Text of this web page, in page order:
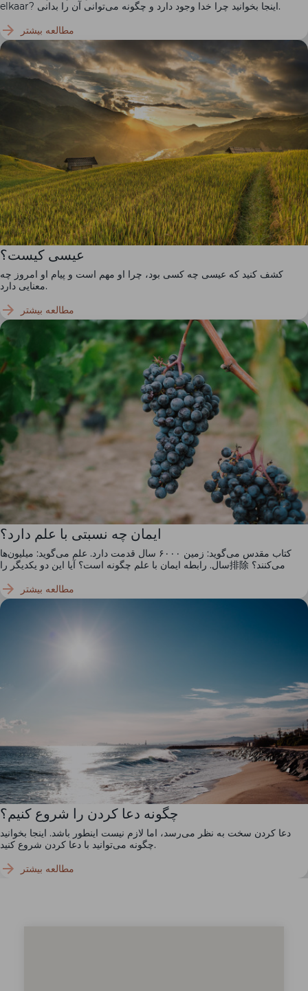
elkaar? اینجا بخوانید چرا خدا وجود دارد و چگونه می‌توانی آن را بدانی.
مطالعه بیشتر
عیسی کیست؟
کشف کنید که عیسی چه کسی بود، چرا او مهم است و پیام او امروز چه
معنایی دارد.
مطالعه بیشتر
ایمان چه نسبتی با علم دارد؟
کتاب مقدس می‌گوید: زمین ۶۰۰۰ سال قدمت دارد. علم می‌گوید: میلیون‌ها
سال. رابطه ایمان با علم چگونه است؟ آیا این دو یکدیگر را排除 می‌کنند؟
مطالعه بیشتر
چگونه دعا کردن را شروع کنیم؟
دعا کردن سخت به نظر می‌رسد، اما لازم نیست اینطور باشد. اینجا بخوانید
چگونه می‌توانید با دعا کردن شروع کنید.
مطالعه بیشتر